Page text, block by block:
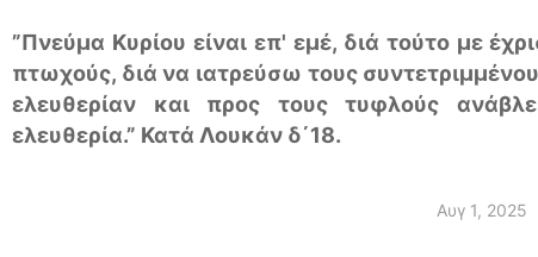
”Πνεύμα Κυρίου είναι επ' εμέ, διά τούτο με
πτωχούς, διά να ιατρεύσω τους
ελευθερίαν και προς τους τυφλούς
ελευθερία.” Κατά Λουκάν δ΄18.
Αυγ 1, 2025